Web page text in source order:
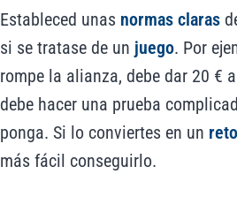
Estableced unas normas claras
si se tratase de un juego. Por
rompe la alianza, debe dar 20 €
debe hacer una prueba
ponga. Si lo conviertes en un
más fácil conseguirlo.